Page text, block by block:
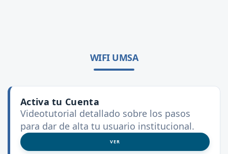
WIFI UMSA
Activa tu Cuenta
Videotutorial detallado sobre los pasos
para dar de alta tu usuario institucional.
VER